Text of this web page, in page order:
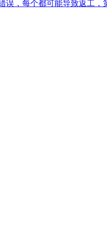
误，每个都可能导致返工，